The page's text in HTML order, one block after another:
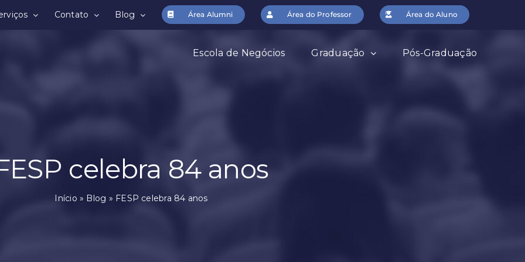
Contato Blog Área Alumni Área do Professor Área do Aluno
Escola de Negócios Graduação Pós-Graduação
celebra 84 anos
Início » Blog » FESP celebra 84 anos